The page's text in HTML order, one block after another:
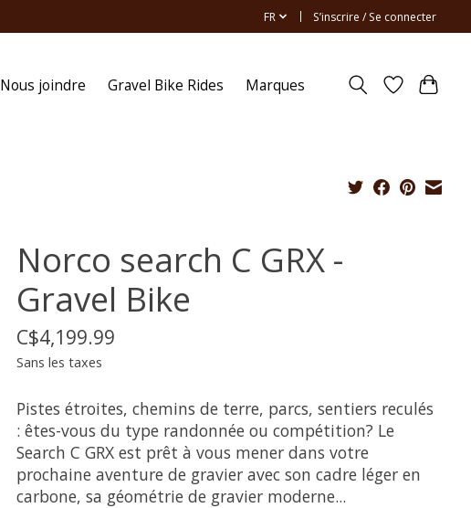
FR S’inscrire / Se connecter
Nous joindre Gravel Bike Rides Marques
Norco search C GRX -
Gravel Bike
C$4,199.99
Sans les taxes
Pistes étroites, chemins de terre, parcs, sentiers reculés
: êtes-vous du type randonnée ou compétition? Le
Search C GRX est prêt à vous mener dans votre
prochaine aventure de gravier avec son cadre léger en
carbone, sa géométrie de gravier moderne...